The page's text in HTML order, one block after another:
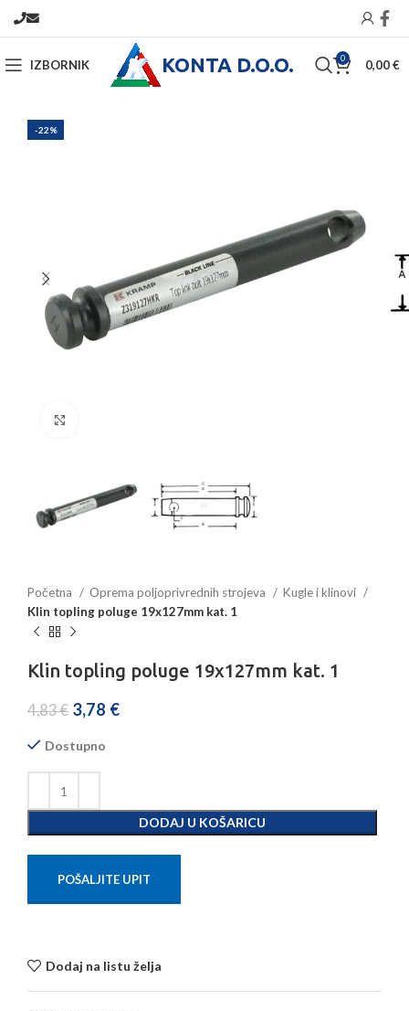
IZBORNIK KONTA D.O.O. 0 0,00€
-22%
Početna Oprema poljoprivrednih strojeva
Kugle i klinovi
Klin topling poluge 19x127mm kat. 1
Klin topling poluge 19x127mm kat. 1
4,83€ 3,78 €
Dostupno
DODAJ U KOŠARICU
POŠALJITE UPIT
Dodaj na listu želja